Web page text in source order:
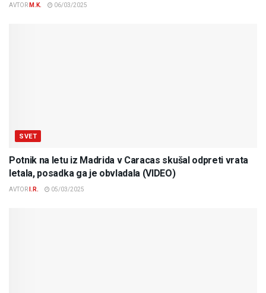
AVTOR M.K. 06/03/2025
SVET
Potnik na letu iz Madrida v Caracas skušal odpreti vrata
letala, posadka ga je obvladala (VIDEO)
AVTOR I.R. 05/03/2025